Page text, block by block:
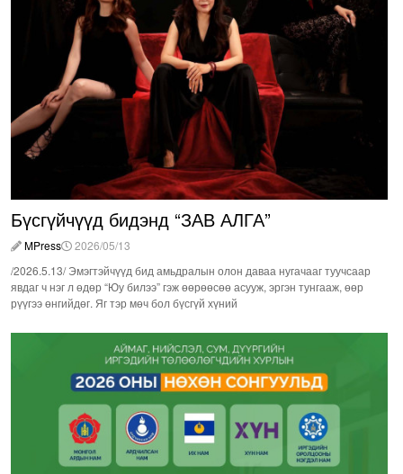
Бүсгүйчүүд бидэнд “ЗАВ АЛГА”
MPress
2026/05/13
/2026.5.13/ Эмэгтэйчүүд бид амьдралын олон даваа нугачааг туучсаар
явдаг ч нэг л өдөр “Юу билээ” гэж өөрөөсөө асууж, эргэн тунгааж, өөр
рүүгээ өнгийдөг. Яг тэр мөч бол бүсгүй хүний